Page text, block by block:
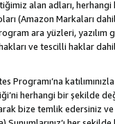
alan adları,
(Amazon Markaları
ara yüzleri,
ve tescilli haklar
Programı’na
herhangi bir şekilde
bize temlik edersiniz ve